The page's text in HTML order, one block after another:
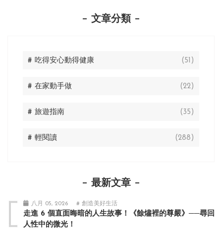
文章分類
# 吃得安心動得健康 (51)
# 在家動手做 (22)
# 旅遊指南 (35)
# 輕閱讀 (288)
最新文章
八月 05, 2026 # 創造美好生活
走進 6 個直面晦暗的人生故事！《餘燼裡的尊嚴》──尋回
人性中的微光！